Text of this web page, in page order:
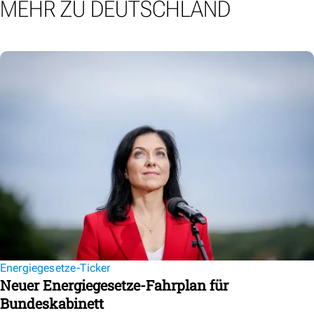
MEHR ZU DEUTSCHLAND
Energiegesetze-Ticker
Neuer Energiegesetze-Fahrplan für
Bundeskabinett